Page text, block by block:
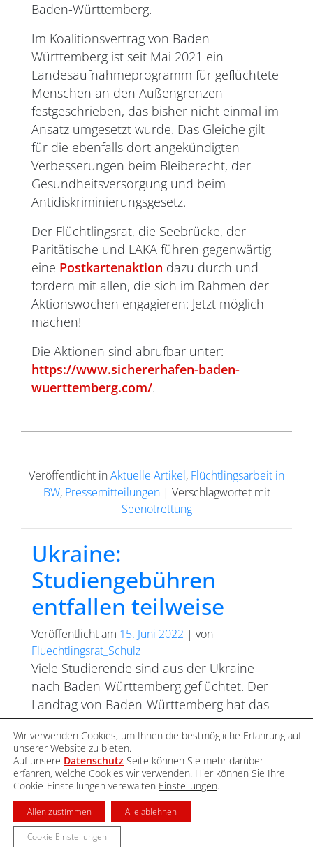
Baden-Württemberg.
Im Koalitionsvertrag von Baden-
Württemberg ist seit Mai 2021 ein
Landesaufnahmeprogramm für geflüchtete
Menschen an den Außengrenzen
festgeschrieben, das bisher nicht einmal im
Ansatz umgesetzt wurde. Das Gleiche gilt
für die ebenfalls dort angekündigten
Verbesserungen beim Bleiberecht, der
Gesundheitsversorgung und beim
Antidiskriminierungsgesetz.
Der Flüchtlingsrat, die Seebrücke, der
Paritätische und LAKA führen gegenwärtig
eine Postkartenaktion dazu durch und
fordern mit allen, die sich im Rahmen der
Aktionswochen engagieren: Jetzt möglich
machen!
Die Aktionen sind abrufbar unter:
https://www.sichererhafen-baden-
wuerttemberg.com/.
Veröffentlicht inAktuelle Artikel, Flüchtlingsarbeit in
BW, Pressemitteilungen| Verschlagwortet mit
Seenotrettung
Ukraine:
Studiengebühren
entfallen teilweise
Veröffentlicht am 15. Juni 2022 | von
Fluechtlingsrat_Schulz
Viele Studierende sind aus der Ukraine
nach Baden-Württemberg geflüchtet. Der
Landtag von Baden-Württemberg hat das
Landeshochschulgebührengesetz mit
Wirkung zum 24. Februar 2022 geändert:
Studierende ukrainischer
Staatsangehörigkeit sowie Angehörige aus
Drittstaaten, die jeweils einen
Aufenthaltstitel nach § 24 AufenthG haben,
sind für ein grundständiges oder Bachelor-
oder Masterstudium an einer staatlichen
Wir verwenden Cookies, um Ihnen die bestmögliche Erfahrung auf
unserer Website zu bieten.
Auf unsere Datenschutz Seite können Sie mehr darüber
erfahren, welche Cookies wir verwenden. Hier können Sie Ihre
Cookie-Einstellungen verewalten Einstellungen.
Allen zustimmen Alle ablehnen
Cookie Einstellungen